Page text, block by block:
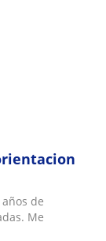
de
Me